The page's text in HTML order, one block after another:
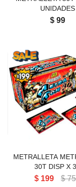
UNIDADES
$ 99
METRALLETA
30T DISP X
METRALLETA
30T DISP X
$ 199 $